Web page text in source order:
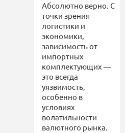
Абсолютно верно. С
точки зрения
логистики и
экономики,
зависимость от
импортных
комплектующих —
это всегда
уязвимость,
особенно в
условиях
волатильности
валютного рынка.